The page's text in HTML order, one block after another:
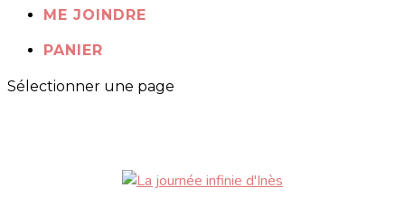
ME JOINDRE
PANIER
Sélectionner une page